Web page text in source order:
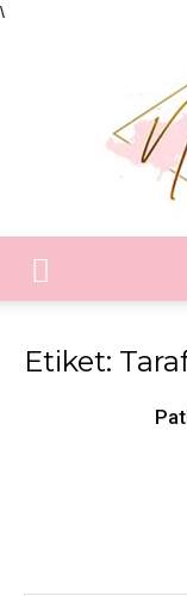
\
Etiket: